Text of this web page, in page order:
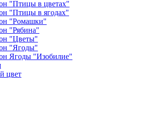
"Птицы в цветах"
"Птицы в ягодах"
"Ромашки"
"Рябина"
"Цветы"
"Ягоды"
Ягоды "Изобилие"
цвет